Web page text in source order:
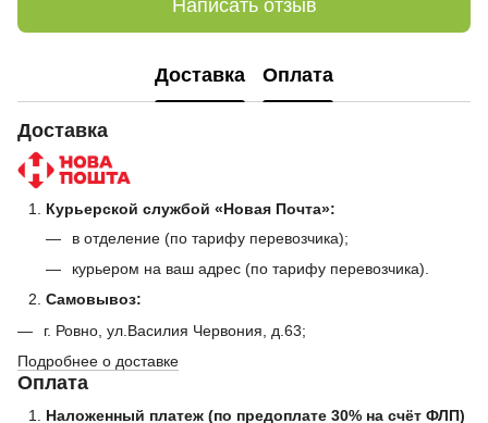
Написать отзыв
Доставка Оплата
Доставка
Курьерской службой «Новая Почта»:
в отделение (по тарифу перевозчика);
курьером на ваш адрес (по тарифу перевозчика).
Самовывоз:
г. Ровно, ул.Василия Червония, д.63;
Подробнее о доставке
Оплата
Наложенный платеж (по предоплате 30% на счёт ФЛП)